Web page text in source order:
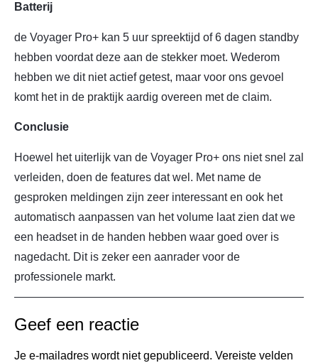
Batterij
de Voyager Pro+ kan 5 uur spreektijd of 6 dagen standby
hebben voordat deze aan de stekker moet. Wederom
hebben we dit niet actief getest, maar voor ons gevoel
komt het in de praktijk aardig overeen met de claim.
Conclusie
Hoewel het uiterlijk van de Voyager Pro+ ons niet snel zal
verleiden, doen de features dat wel. Met name de
gesproken meldingen zijn zeer interessant en ook het
automatisch aanpassen van het volume laat zien dat we
een headset in de handen hebben waar goed over is
nagedacht. Dit is zeker een aanrader voor de
professionele markt.
Geef een reactie
Je e-mailadres wordt niet gepubliceerd. Vereiste velden